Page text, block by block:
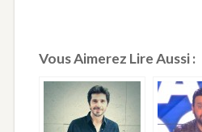
Vous Aimerez Lire Aussi :